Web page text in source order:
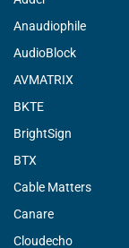
Anaudiophile
AudioBlock
AVMATRIX
BKTE
BrightSign
BTX
Cable Matters
Canare
Cloudecho